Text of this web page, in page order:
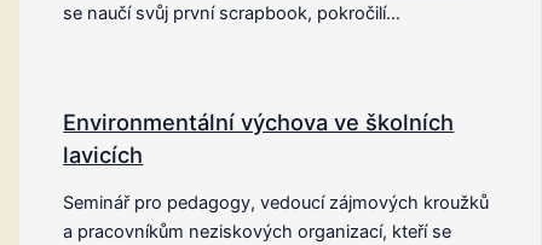
se naučí svůj první scrapbook, pokročilí…
Environmentální výchova ve školních
lavicích
Seminář pro pedagogy, vedoucí zájmových kroužků
a pracovníkům neziskových organizací, kteří se